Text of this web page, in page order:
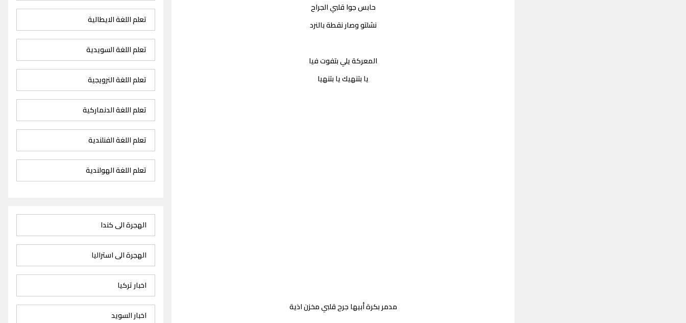
حابس جوا قلبي الجراح
نشلتو وصار نقطة بالنرد
المعركة يلي بتفوت فيا
يا بتنهيك يا بتنهيا
مدمر بكرة أبيها جرح قلبي مخزن اذية
تعلم اللغة الايطالية
تعلم اللغة السويدية
تعلم اللغة النرويجية
تعلم اللغة الدنماركية
تعلم اللغة الفنلندية
تعلم اللغة الهولندية
الهجرة الى كندا
الهجرة الى استراليا
اخبار تركيا
اخبار السويد